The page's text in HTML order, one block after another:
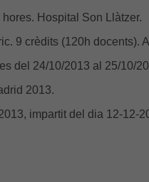
Hospital Son Llàtzer.
9 crèdits (120h docents).
del 24/10/2013 al 25/10/
2013.
impartit del dia 12-12-